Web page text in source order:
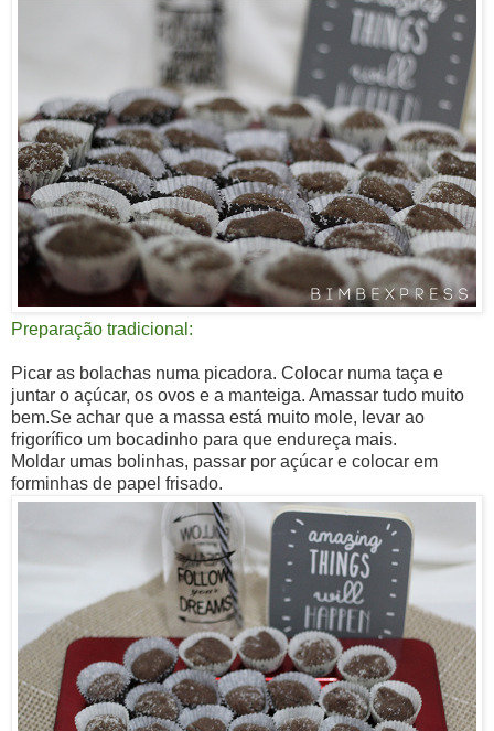
Preparação tradicional:
Picar as bolachas numa picadora. Colocar numa taça e
juntar o açúcar, os ovos e a manteiga. Amassar tudo muito
bem.Se achar que a massa está muito mole, levar ao
frigorífico um bocadinho para que endureça mais.
Moldar umas bolinhas, passar por açúcar e colocar em
forminhas de papel frisado.